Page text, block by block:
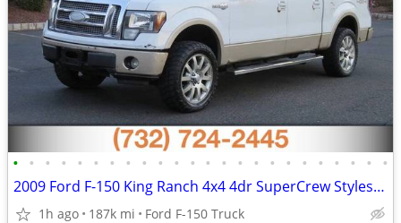
• • • • • • • • • • • • • • • • • • • • • • • •
2009 Ford F-150 King Ranch 4x4 4dr SuperCrew Styleside 5.5 ft. SB
1h ago 187k mi Ford F-150 Truck